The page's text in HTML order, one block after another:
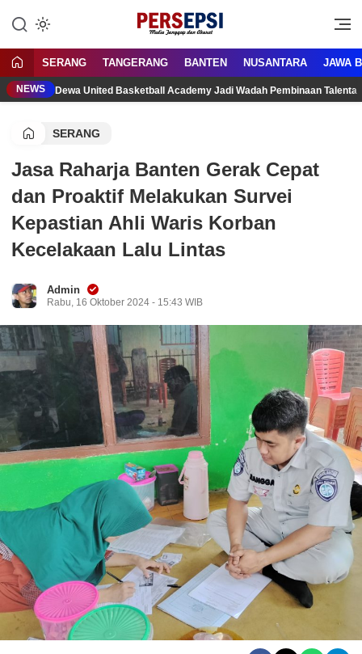
konten
Persepsi.co.id
Media Tanggap Dan Akurat
SERANG TANGERANG BANTEN NUSANTARA JAWA
NEWS Dewa United Basketball Academy Jadi Wadah Pembinaan Talenta
SERANG
Jasa Raharja Banten Gerak Cepat
dan Proaktif Melakukan Survei
Kepastian Ahli Waris Korban
Kecelakaan Lalu Lintas
Admin
Rabu, 16 Oktober 2024 - 15:43 WIB